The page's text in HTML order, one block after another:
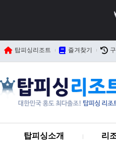
탑피싱리조트 즐겨찾기
탑피싱소개 리